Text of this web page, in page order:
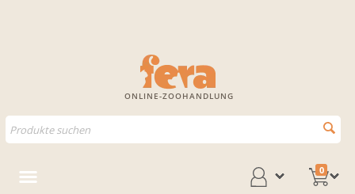
ONLINE-ZOOHANDLUNG
0